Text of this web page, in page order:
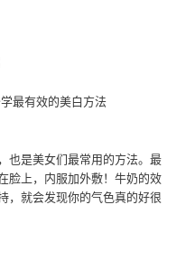
最有效的美白方法
也是美女们最常用的方法。最
脸上，内服加外敷！牛奶的效
，就会发现你的气色真的好很